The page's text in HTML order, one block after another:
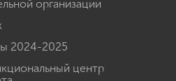
организации
2024-2025
центр